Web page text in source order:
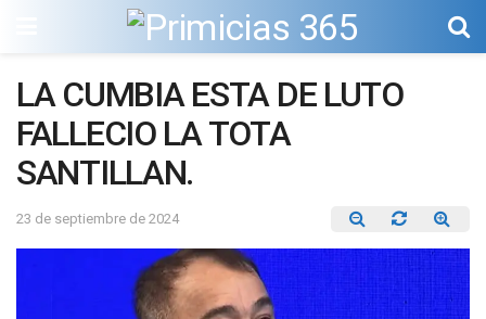
LA CUMBIA ESTA DE LUTO
FALLECIO LA TOTA
SANTILLAN.
23 de septiembre de 2024